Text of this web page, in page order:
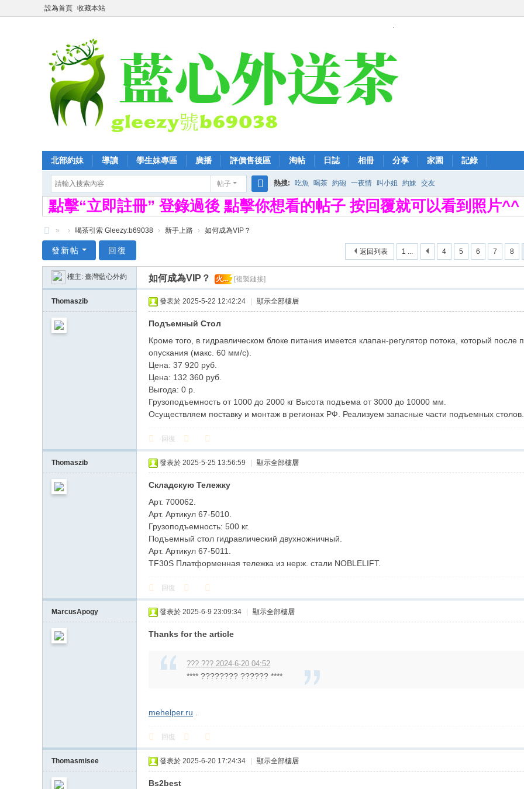
設為首頁 收藏本站
.
北部約妹 導讀 學生妹專區 廣播 評價售後區 淘帖 日誌 相冊 分享 家園 記錄
帖子
搜
索
熱搜: 吃魚 喝茶 約砲 一夜情 叫小姐 約妹 交友
點擊“立即註冊” 登錄過後 點擊你想看的帖子 按回覆就可以看到照片^^
臺
» › 喝茶引索 Gleezy:b69038 › 新手上路 › 如何成為VIP？
1 ... 4 5 6 7 8
返回列表
發新帖 回復
樓主: 臺灣藍心外約 如何成為VIP？ 火... [複製鏈接]
Thomaszib 發表於 2025-5-22 12:42:24 顯示全部樓層
Подъемный Стол
Кроме того, в гидравлическом блоке питания имеется клапан-регулятор потока, который после
опускания (макс. 60 мм/с).
Цена: 37 920 руб.
Цена: 132 360 руб.
Выгода: 0 р.
Грузоподъемность от 1000 до 2000 кг Высота подъема от 3000 до 10000 мм.
Осуществляем поставку и монтаж в регионах РФ. Реализуем запасные части подъемных столов.
回復
Thomaszib 發表於 2025-5-25 13:56:59 顯示全部樓層
Складскую Тележку
Арт. 700062.
Арт. Артикул 67-5010.
Грузоподъемность: 500 кг.
Подъемный стол гидравлический двухножничный.
Арт. Артикул 67-5011.
TF30S Платформенная тележка из нерж. стали NOBLELIFT.
回復
MarcusApogy 發表於 2025-6-9 23:09:34 顯示全部樓層
Thanks for the article
??? ??? 2024-6-20 04:52
**** ???????? ?????? ****
mehelper.ru
回復
Thomasmisee 發表於 2025-6-20 17:24:34 顯示全部樓層
Bs2best